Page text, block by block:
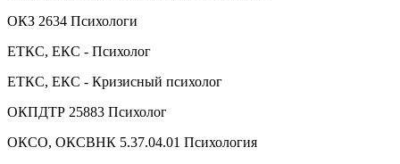
ОКЗ 2634 Психологи
ЕТКС, ЕКС - Психолог
ЕТКС, ЕКС - Кризисный психолог
ОКПДТР 25883 Психолог
ОКСО, ОКСВНК 5.37.04.01 Психология